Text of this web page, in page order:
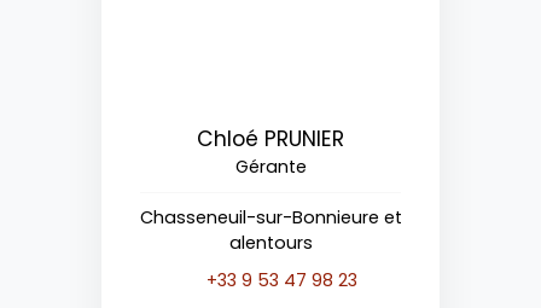
Chloé PRUNIER
Gérante
Chasseneuil-sur-Bonnieure et
alentours
+33 9 53 47 98 23